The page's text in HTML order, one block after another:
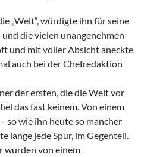
„Welt“, würdigte ihn für seine
die vielen unangenehmen
und mit voller Absicht aneckte
auch bei der Chefredaktion
der ersten, die die Welt vor
das fast keinem. Von einem
so wie ihn heute so mancher
lange jede Spur, im Gegenteil.
wurden von einem